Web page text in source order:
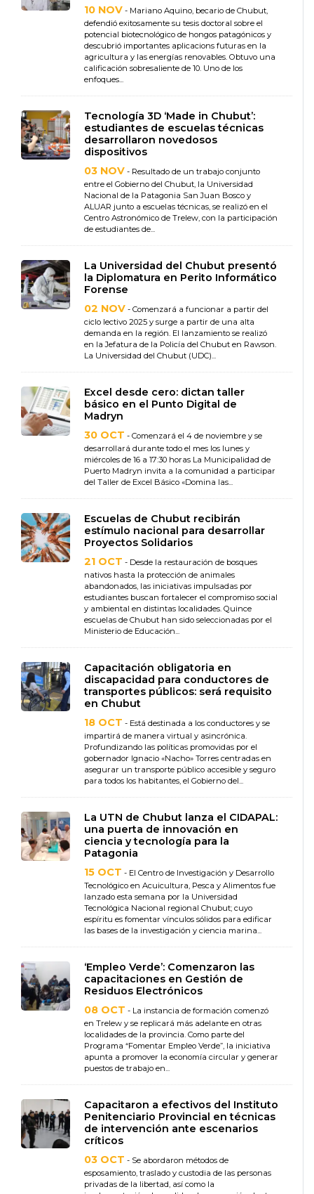
10 NOV - Mariano Aquino, becario de Chubut,
defendió exitosamente su tesis doctoral sobre el
potencial biotecnológico de hongos patagónicos y
descubrió importantes aplicacions futuras en la
agricultura y las energías renovables. Obtuvo una
calificación sobresaliente de 10. Uno de los
enfoques...
Tecnología 3D ‘Made in Chubut’:
estudiantes de escuelas técnicas
desarrollaron novedosos
dispositivos
03 NOV - Resultado de un trabajo conjunto
entre el Gobierno del Chubut, la Universidad
Nacional de la Patagonia San Juan Bosco y
ALUAR junto a escuelas técnicas, se realizó en el
Centro Astronómico de Trelew, con la participación
de estudiantes de...
La Universidad del Chubut presentó
la Diplomatura en Perito Informático
Forense
02 NOV - Comenzará a funcionar a partir del
ciclo lectivo 2025 y surge a partir de una alta
demanda en la región. El lanzamiento se realizó
en la Jefatura de la Policía del Chubut en Rawson.
La Universidad del Chubut (UDC)...
Excel desde cero: dictan taller
básico en el Punto Digital de
Madryn
30 OCT - Comenzará el 4 de noviembre y se
desarrollará durante todo el mes los lunes y
miércoles de 16 a 17:30 horas La Municipalidad de
Puerto Madryn invita a la comunidad a participar
del Taller de Excel Básico «Domina las...
Escuelas de Chubut recibirán
estímulo nacional para desarrollar
Proyectos Solidarios
21 OCT - Desde la restauración de bosques
nativos hasta la protección de animales
abandonados, las iniciativas impulsadas por
estudiantes buscan fortalecer el compromiso social
y ambiental en distintas localidades. Quince
escuelas de Chubut han sido seleccionadas por el
Ministerio de Educación...
Capacitación obligatoria en
discapacidad para conductores de
transportes públicos: será requisito
en Chubut
18 OCT - Está destinada a los conductores y se
impartirá de manera virtual y asincrónica.
Profundizando las políticas promovidas por el
gobernador Ignacio «Nacho» Torres centradas en
asegurar un transporte público accesible y seguro
para todos los habitantes, el Gobierno del...
La UTN de Chubut lanza el CIDAPAL:
una puerta de innovación en
ciencia y tecnología para la
Patagonia
15 OCT - El Centro de Investigación y Desarrollo
Tecnológico en Acuicultura, Pesca y Alimentos fue
lanzado esta semana por la Universidad
Tecnológica Nacional regional Chubut; cuyo
espíritu es fomentar vínculos sólidos para edificar
las bases de la investigación y ciencia marina...
‘Empleo Verde’: Comenzaron las
capacitaciones en Gestión de
Residuos Electrónicos
08 OCT - La instancia de formación comenzó
en Trelew y se replicará más adelante en otras
localidades de la provincia. Como parte del
Programa “Fomentar Empleo Verde”, la iniciativa
apunta a promover la economía circular y generar
puestos de trabajo en...
Capacitaron a efectivos del Instituto
Penitenciario Provincial en técnicas
de intervención ante escenarios
críticos
03 OCT - Se abordaron métodos de
esposamiento, traslado y custodia de las personas
privadas de la libertad, así como la